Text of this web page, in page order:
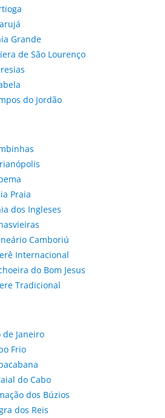
Grande
de São Lourenço
do Jordão
Praia
dos Ingleses
Camboriú
Internacional
do Bom Jesus
Tradicional
Janeiro
Frio
do Cabo
dos Búzios
dos Reis